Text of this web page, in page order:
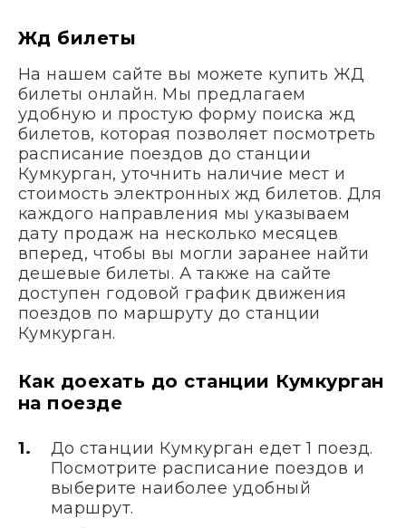
Жд билеты
На нашем сайте вы можете купить ЖД
билеты онлайн. Мы предлагаем
удобную и простую форму поиска жд
билетов, которая позволяет посмотреть
расписание поездов до станции
Кумкурган, уточнить наличие мест и
стоимость электронных жд билетов. Для
каждого направления мы указываем
дату продаж на несколько месяцев
вперед, чтобы вы могли заранее найти
дешевые билеты. А также на сайте
доступен годовой график движения
поездов по маршруту до станции
Кумкурган.
Как доехать до станции Кумкурган
на поезде
До станции Кумкурган едет 1 поезд.
Посмотрите расписание поездов и
выберите наиболее удобный
маршрут.